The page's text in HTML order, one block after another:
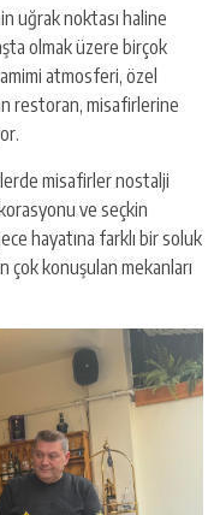
uğrak noktası haline
olmak üzere birçok
atmosferi, özel
restoran, misafirlerine
misafirler nostalji
ve seçkin
hayatına farklı bir soluk
çok konuşulan mekanları